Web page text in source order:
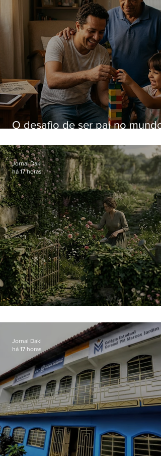
O desafio de ser pai no mundo
Jornal Daki
há 17 horas
Jornal Daki
há 17 horas